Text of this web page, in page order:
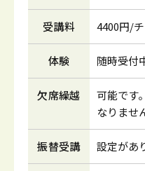
受講料 4400円/
体験 随時受付
欠席繰越
可能です
なりませ
振替受講 設定があ